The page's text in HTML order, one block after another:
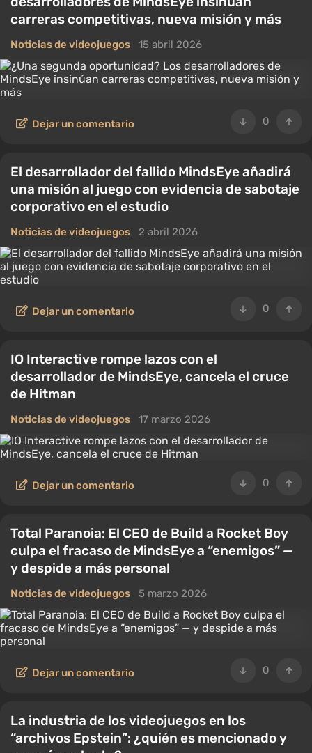
carreras competitivas, nueva misión y más
Noticias de videojuegos 15 abril 2026
0
Dejar un comentario
El desarrollador del fallido MindsEye añadirá
una misión al juego con evidencia de sabotaje
corporativo en el estudio
Noticias de videojuegos 2 abril 2026
0
Dejar un comentario
IO Interactive rompe lazos con el
desarrollador de MindsEye, cancela el cruce
de Hitman
Noticias de videojuegos 17 marzo 2026
0
Dejar un comentario
Total Paranoia: El CEO de Build a Rocket Boy
culpa el fracaso de MindsEye a “enemigos” —
y despide a más personal
Noticias de videojuegos 5 marzo 2026
0
Dejar un comentario
La industria de los videojuegos en los
“archivos Epstein”: ¿quién es mencionado y